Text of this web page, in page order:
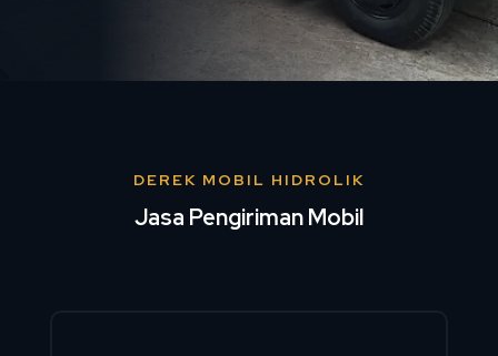
DEREK MOBIL HIDROLIK
Jasa Pengiriman Mobil